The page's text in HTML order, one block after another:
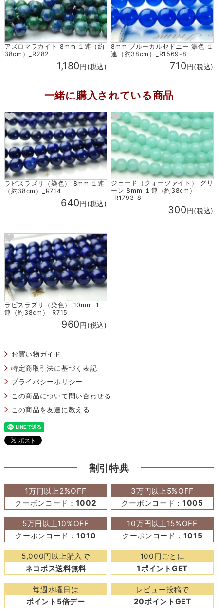
アズロマラカイト 8mm １連（約
38cm）_R282
1,180円(税込)
8mm ブルーカルセドニー 濃色 １
連（約38cm）_R1569-8
710円(税込)
一緒に購入されている商品
ラピスラズリ（染色） 8mm １連
（約38cm）_R714
640円(税込)
ジェード（クォーツァイト） グリ
ーン 8mm １連（約38cm）
_R1793-8
300円(税込)
ラピスラズリ（染色） 10mm １
連（約38cm）_R715
960円(税込)
お買い物ガイド
特定商取引法に基づく表記
プライバシーポリシー
この商品について問い合わせる
この商品を友達に教える
割引特典
1万円以上2%OFF
クーポンコード： 1002
3万円以上5%OFF
クーポンコード：1005
5万円以上10%OFF
クーポンコード： 1010
10万円以上15%OFF
クーポンコード： 1015
5,000円以上購入で
ネコポス送料無料
100円ごとに
1ポイントGET
毎週水曜日は
ポイント5倍デー
レビュー投稿で
20ポイントGET